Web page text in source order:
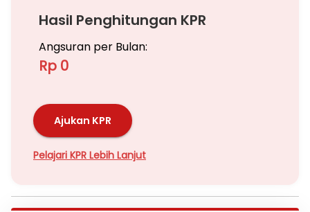
Hasil Penghitungan KPR
Angsuran per Bulan:
Rp 0
Ajukan KPR
Pelajari KPR Lebih Lanjut